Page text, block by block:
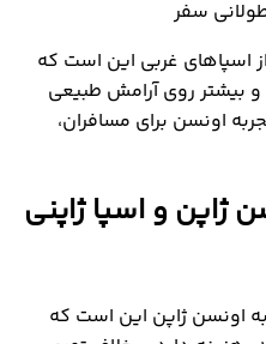
سفر
اسپاهای غربی این است که
بیشتر روی آرامش طبیعی
اونسن برای مسافران،
ژاپن و اسپا ژاپنی
اونسن ژاپن این است که